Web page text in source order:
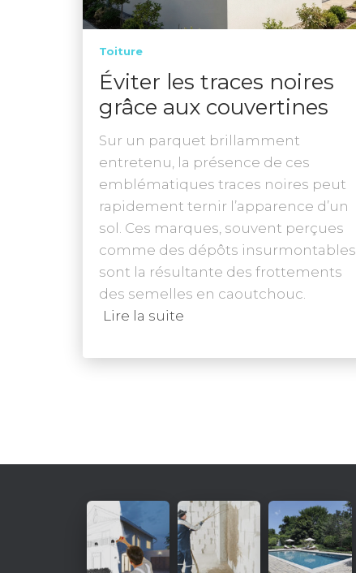
Toiture
Éviter les traces noires
grâce aux couvertines
Sur un parquet brillamment
entretenu, la présence de ces
emblématiques traces noires peut
rapidement ternir l’apparence d’un
sol. Ces marques, souvent perçues
comme des dépôts insurmontables,
sont la résultante des frottements
des semelles en caoutchouc.
Lire la suite